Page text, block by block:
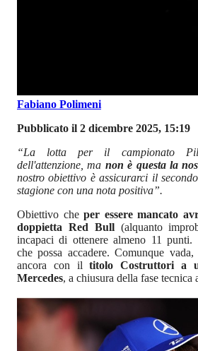
Fabiano Polimeni
Pubblicato il 2 dicembre 2025, 15:19
“La lotta per il campionato
dell'attenzione, ma non è questa la
nostro obiettivo è assicurarci il
stagione con una nota positiva”.
Obiettivo che per essere mancato
doppietta Red Bull(alquanto
incapaci di ottenere almeno 11 punti.
che possa accadere. Comunque
ancora con iltitolo Costruttori a
Mercedes, a chiusura della fase tecnica